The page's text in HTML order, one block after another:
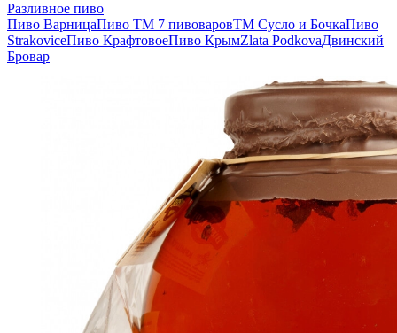
Разливное пиво
Пиво ВарницаПиво ТМ 7 пивоваровТМ Сусло и БочкаПиво
StrakoviceПиво КрафтовоеПиво КрымZlata PodkovaДвинский
Бровар